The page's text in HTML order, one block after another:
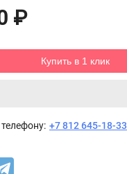
₽
Купить в 1 клик
+7 812 645-18-33